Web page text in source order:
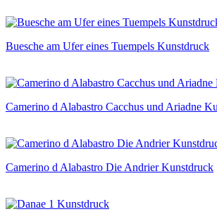
Buesche am Ufer eines Tuempels Kunstdruck
Camerino d Alabastro Cacchus und Ariadne
Camerino d Alabastro Die Andrier Kunstdruck